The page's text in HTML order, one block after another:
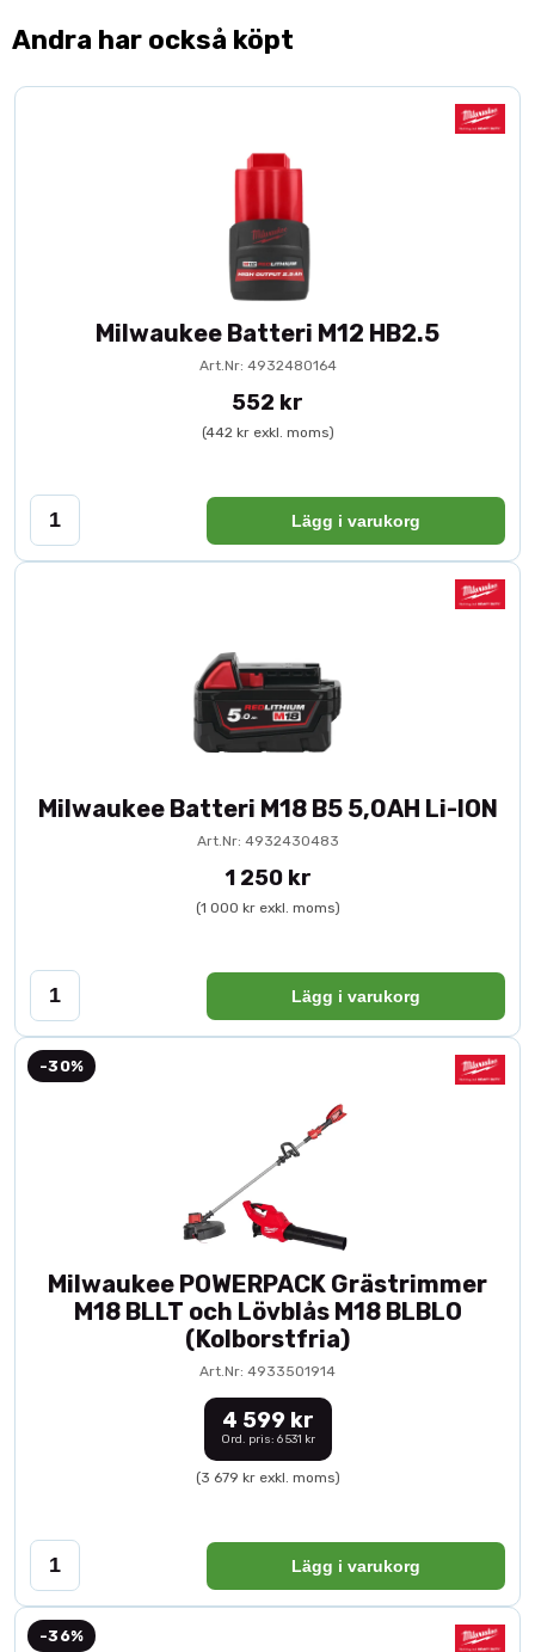
Andra har också köpt
Milwaukee Batteri M12 HB2.5
Art.Nr: 4932480164
552 kr
(442 kr exkl. moms)
Lägg i varukorg
Milwaukee Batteri M18 B5 5,0AH Li-ION
Art.Nr: 4932430483
1 250 kr
(1 000 kr exkl. moms)
Lägg i varukorg
-30%
Milwaukee POWERPACK Grästrimmer
M18 BLLT och Lövblås M18 BLBLO
(Kolborstfria)
Art.Nr: 4933501914
4 599 kr
Ord. pris: 6 531 kr
(3 679 kr exkl. moms)
Lägg i varukorg
-36%